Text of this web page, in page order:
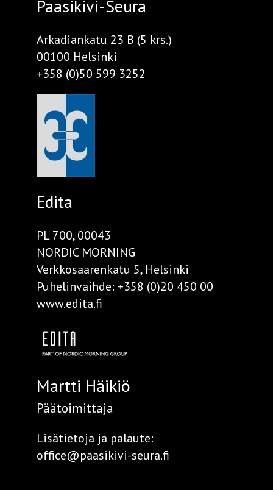
Paasikivi-Seura
Arkadiankatu 23 B (5 krs.)
00100 Helsinki
+358 (0)50 599 3252
Edita
PL 700, 00043
NORDIC MORNING
Verkkosaarenkatu 5, Helsinki
Puhelinvaihde: +358 (0)20 450 00
www.edita.fi
Martti Häikiö
Päätoimittaja
Lisätietoja ja palaute:
office@paasikivi-seura.fi